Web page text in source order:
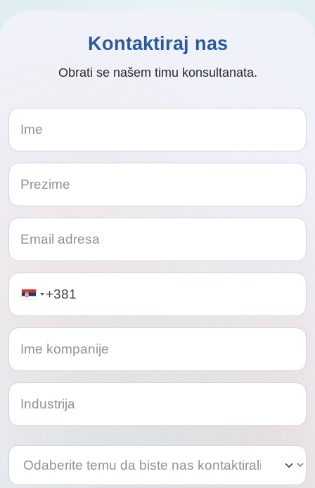
Kontaktiraj nas
Obrati se našem timu konsultanata.
Telephone
Odaberite
temu
da
Odaberite
temu